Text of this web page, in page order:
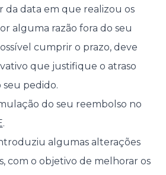
da data em que realizou os
alguma razão fora do seu
cumprir o prazo, deve
que justifique o atraso
pedido.
do seu reembolso no
.
algumas alterações
com o objetivo de melhorar os